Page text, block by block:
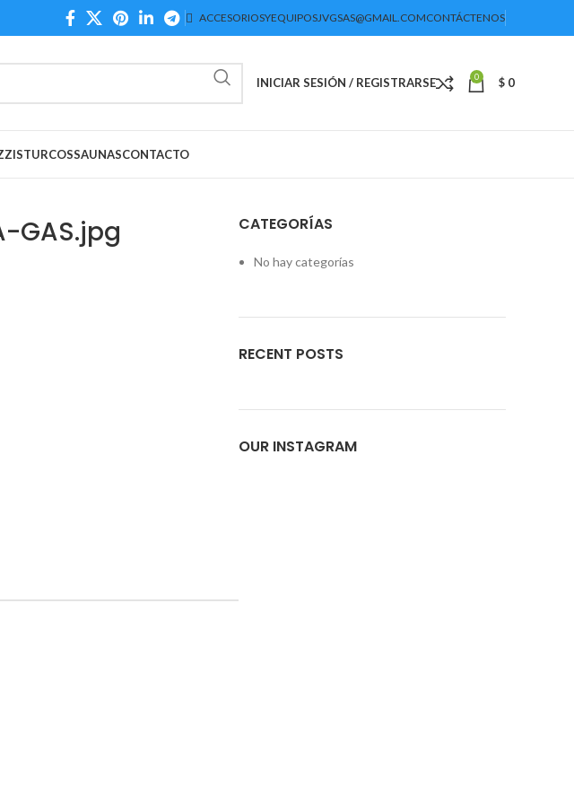
ACCESORIOSYEQUIPOSJVGSAS@GMAIL.COMCONTÁCTENOS
INICIAR SESIÓN / REGISTRARSE 0 $ 0
TURCOSSAUNASCONTACTO
GAS.jpg CATEGORÍAS
No hay categorías
RECENT POSTS
OUR INSTAGRAM